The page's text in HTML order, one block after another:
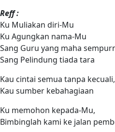
Reff :
Ku Muliakan diri-Mu
Ku Agungkan nama-Mu
Sang Guru yang maha
Sang Pelindung tiada tara
Kau cintai semua tanpa kecuali,
Kau sumber kebahagiaan
Ku memohon kepada-Mu,
Bimbinglah kami ke jalan